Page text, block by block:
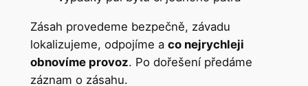
Zásah provedeme bezpečně, závadu
lokalizujeme, odpojíme a co nejrychleji
obnovíme provoz. Po dořešení předáme
záznam o zásahu.